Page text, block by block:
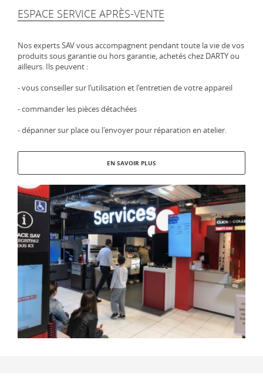
ESPACE SERVICE APRÈS-VENTE
Nos experts SAV vous accompagnent pendant toute la vie de vos
produits sous garantie ou hors garantie, achetés chez DARTY ou
ailleurs. Ils peuvent :
- vous conseiller sur l’utilisation et l'entretien de votre appareil
- commander les pièces détachées
- dépanner sur place ou l'envoyer pour réparation en atelier.
EN SAVOIR PLUS